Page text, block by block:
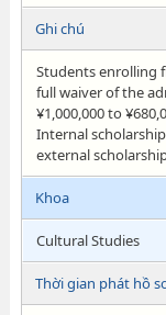
Ghi chú
Students enrolling
full waiver of the
¥1,000,000 to
Internal
external
Khoa
Cultural Studies
Thời gian phát hồ